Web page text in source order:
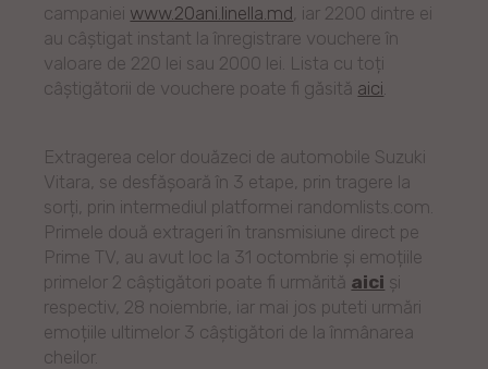
campaniei www.20ani.linella.md , iar 2200 dintre ei
au câștigat instant la înregistrare vouchere în
valoare de 220 lei sau 2000 lei. Lista cu toți
câștigătorii de vouchere poate fi găsită aici
Extragerea celor douăzeci de automobile Suzuki
Vitara, se desfășoară în 3 etape, prin tragere la
sorți, prin intermediul platformei randomlists.com.
Primele două extrageri în transmisiune direct pe
Prime TV, au avut loc la 31 octombrie și emoțiile
primelor 2 câștigători poate fi urmărită aici și
respectiv, 28 noiembrie, iar mai jos puteti urmări
emoțiile ultimelor 3 câștigători de la înmânarea
cheilor.